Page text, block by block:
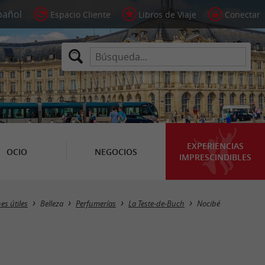
Espacio Cliente Libros de Viaje Conectar
OCIO NEGOCIOS
EXPERIENCIAS
IMPRESCINDIBLES
útiles Belleza Perfumerías La Teste-de-Buch Nocibé